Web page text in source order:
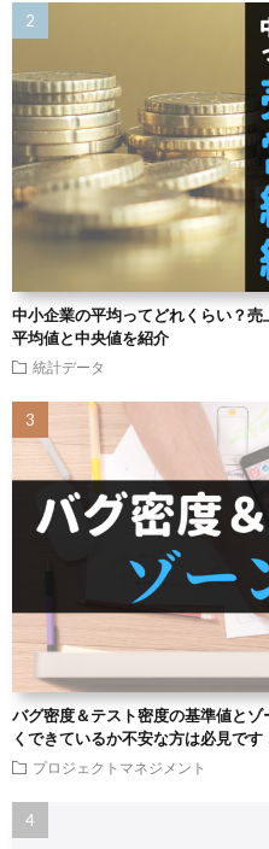
中小企業の平均ってどれくらい？
平均値と中央値を紹介
統計データ
バグ密度＆テスト密度の基準値と
くできているか不安な方は必見です
プロジェクトマネジメント